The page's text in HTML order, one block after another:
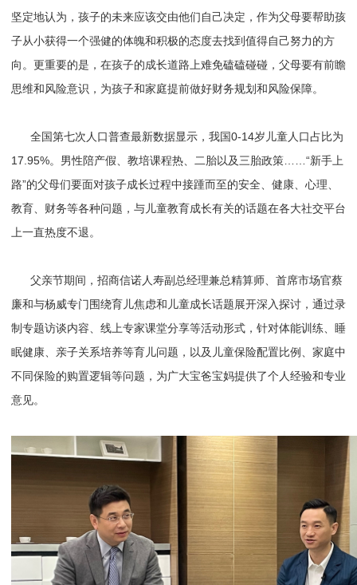
坚定地认为，孩子的未来应该交由他们自己决定，作为父母要帮助孩
子从小获得一个强健的体魄和积极的态度去找到值得自己努力的方
向。更重要的是，在孩子的成长道路上难免磕磕碰碰，父母要有前瞻
思维和风险意识，为孩子和家庭提前做好财务规划和风险保障。
全国第七次人口普查最新数据显示，我国0-14岁儿童人口占比为
17.95%。男性陪产假、教培课程热、二胎以及三胎政策……“新手上
路”的父母们要面对孩子成长过程中接踵而至的安全、健康、心理、
教育、财务等各种问题，与儿童教育成长有关的话题在各大社交平台
上一直热度不退。
父亲节期间，招商信诺人寿副总经理兼总精算师、首席市场官蔡
廉和与杨威专门围绕育儿焦虑和儿童成长话题展开深入探讨，通过录
制专题访谈内容、线上专家课堂分享等活动形式，针对体能训练、睡
眠健康、亲子关系培养等育儿问题，以及儿童保险配置比例、家庭中
不同保险的购置逻辑等问题，为广大宝爸宝妈提供了个人经验和专业
意见。